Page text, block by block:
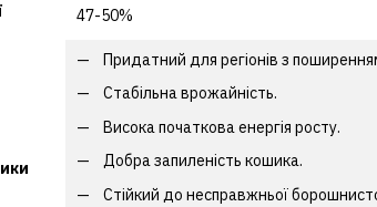
47-50%
Придатний для регіонів з
Стабільна врожайність.
Висока початкова енергія росту.
Добра запиленість кошика.
Стійкий до несправжньої